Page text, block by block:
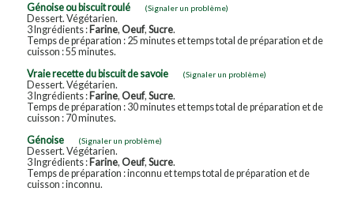
Génoise ou biscuit roulé (Signaler un problème)
Dessert. Végétarien.
3 Ingrédients : Farine, Oeuf, Sucre.
Temps de préparation : 25 minutes et temps total de préparation et de
cuisson : 55 minutes.
Vraie recette du biscuit de savoie
(Signaler un problème)
Dessert. Végétarien.
3 Ingrédients : Farine, Oeuf, Sucre.
Temps de préparation : 30 minutes et temps total de préparation et de
cuisson : 70 minutes.
Génoise
(Signaler un problème)
Dessert. Végétarien.
3 Ingrédients : Farine, Oeuf, Sucre.
Temps de préparation : inconnu et temps total de préparation et de
cuisson : inconnu.